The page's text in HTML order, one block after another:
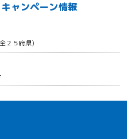
ャンペーン情報
２５府県)